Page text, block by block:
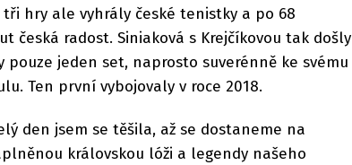
hry ale vyhrály české tenistky a po 68
česká radost. Siniaková s Krejčíkovou tak došly
jeden set, naprosto suverénně ke svému
Ten první vybojovaly v roce 2018.
den jsem se těšila, až se dostaneme na
královskou lóži a legendy našeho